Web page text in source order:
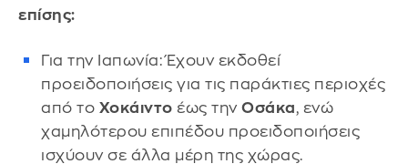
επίσης:
Για την Ιαπωνία: Έχουν εκδοθεί
προειδοποιήσεις για τις παράκτιες περιοχές
από το Χοκάιντο έως την Οσάκα, ενώ
χαμηλότερου επιπέδου προειδοποιήσεις
ισχύουν σε άλλα μέρη της χώρας.